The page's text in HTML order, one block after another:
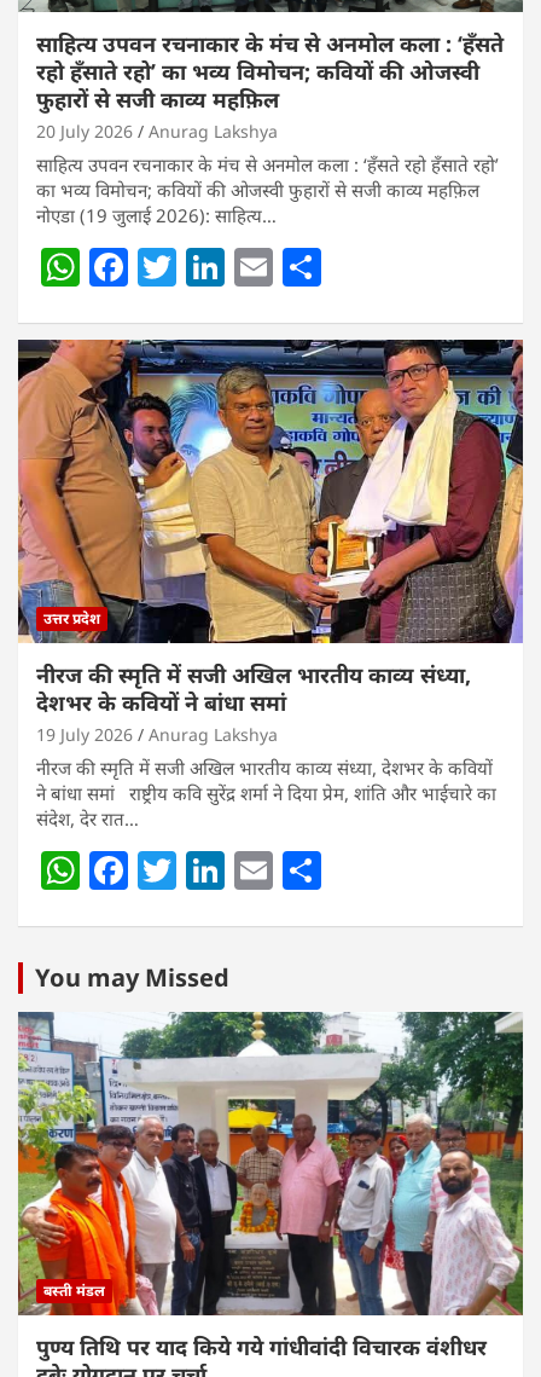
साहित्य उपवन रचनाकार के मंच से अनमोल कला : ‘हॅंसते
रहो हॅंसाते रहो’ का भव्य विमोचन; कवियों की ओजस्वी
फुहारों से सजी काव्य महफ़िल
20 July 2026 Anurag Lakshya
साहित्य उपवन रचनाकार के मंच से अनमोल कला : ‘हॅंसते रहो हॅंसाते रहो’
का भव्य विमोचन; कवियों की ओजस्वी फुहारों से सजी काव्य महफ़िल
नोएडा (19 जुलाई 2026): साहित्य…
W
at
s
A
p
p
F
c
e
b
o
o
k
T
itt
er
Li
k
e
dI
n
E
ai
l
ar
e
उत्तर प्रदेश
नीरज की स्मृति में सजी अखिल भारतीय काव्य संध्या,
देशभर के कवियों ने बांधा समां
19 July 2026 Anurag Lakshya
नीरज की स्मृति में सजी अखिल भारतीय काव्य संध्या, देशभर के कवियों
ने बांधा समां राष्ट्रीय कवि सुरेंद्र शर्मा ने दिया प्रेम, शांति और भाईचारे का
संदेश, देर रात…
W
s
A
p
p
F
e
b
o
o
k
T
er
Li
e
dI
n
E
You may Missed
बस्ती मंडल
पुण्य तिथि पर याद किये गये गांधीवांदी विचारक वंशीधर